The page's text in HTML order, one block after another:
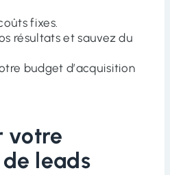
fixes.
résultats et sauvez du
budget d’acquisition
votre
leads